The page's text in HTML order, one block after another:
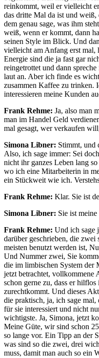
reinkommt, weil er vielleicht
das dritte Mal da ist und weiß,
dem genau sage, was ihm
weiß, wenn er kommt, dann
seinen Style im Blick. Und
vielleicht am Anfang erst mal,
Energie sind die ja fast gar
reingetrottet und dann
laut an. Aber ich finde es
zusammen Kaffee zu trinken.
interessieren meine Kunden
Frank Rehme: Ja, also man
man im Handel Geld
mal gesagt, wer verkaufen
Simona Libner: Stimmt, und
Also, ich sage immer: Sei
nicht ihr ganzes Leben lang
wo ich eine Mitarbeiterin in
ein Stückweit wie ich.
Frank Rehme: Klar. Sie ist
Simona Libner: Sie ist
Frank Rehme: Und ich sage
darüber geschrieben, die
meisten benutzt werden ist,
Und Nummer zwei, Sie
die im limbischen System der
jetzt betrachtet, vollkommene
schon gerne zu, dass er
zurechtkommt. Und dieses
die praktisch, ja, ich sage mal,
für sie interessiert und nicht
wichtigste. Ja, Simona, jetzt
Meine Güte, wir sind schon
so lange vor. Ein Tipp an der
was sind so die zwei, drei
muss, damit man auch so ein